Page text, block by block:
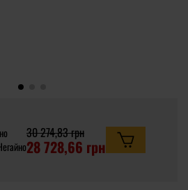
30 274,83 грн
28 728,66 грн